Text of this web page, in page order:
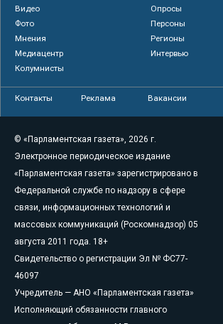
Видео
Опросы
Фото
Персоны
Мнения
Регионы
Медиацентр
Интервью
Колумнисты
Контакты Реклама Вакансии
© «Парламентская газета», 2026 г.
Электронное периодическое издание
«Парламентская газета» зарегистрировано в
Федеральной службе по надзору в сфере
связи, информационных технологий и
массовых коммуникаций (Роскомнадзор) 05
августа 2011 года. 18+
Свидетельство о регистрации Эл № ФС77-
46097
Учредитель — АНО «Парламентская газета»
Исполняющий обязанности главного